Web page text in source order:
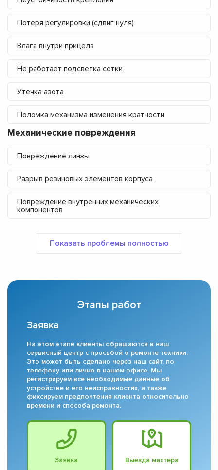
Потеря регулировки (сдвиг нуля)
Влага внутри прицела
Не работает подсветка сетки
Утечка азота
Поломка механизма изменения кратности
Механические повреждения
Повреждение линзы
Разрыв резиновых элементов корпуса
Повреждение внутренних механических
компонентов
Этапы работ
Заявка
На этом этапе клиенты обращаются в наш
сервисный центр с просьбой о ремонте техники.
Это может быть сделано через наш сайт, по
телефону или лично в нашем офисе. Мы
регистрируем все необходимые данные об
устройстве и его неисправностях, а также
фиксируем предпочтения клиента относительно
времени и способа ремонта.
Заявка Выезда мастера